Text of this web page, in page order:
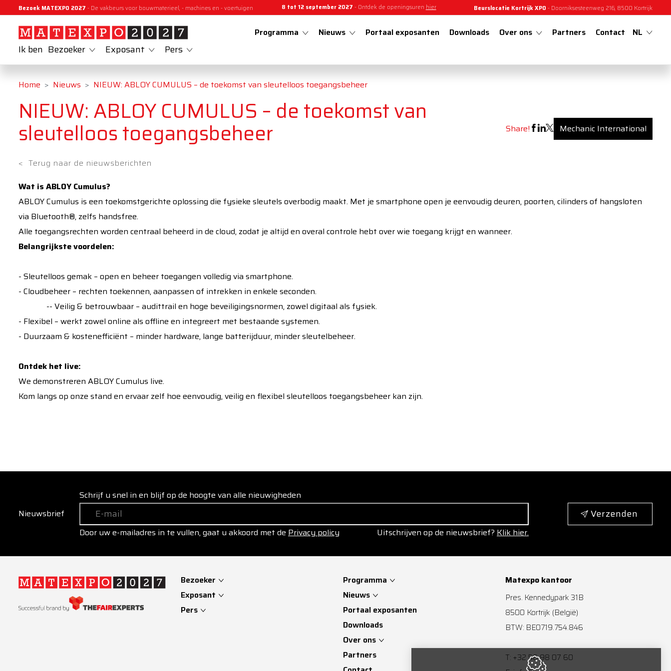
Bezoek MATEXPO 2027 - De vakbeurs voor bouwmaterieel, - machines en - voertuigen 8 tot 12 september 2027 - Ontdek de openingsuren hier Beurslocatie Kortrijk XPO - Doorniksesteenweg 216, 8500 Kortrijk
Programma Nieuws Portaal exposanten Downloads Over ons Partners Contact NL
Ik ben Bezoeker Exposant Pers
Home Nieuws NIEUW: ABLOY CUMULUS – de toekomst van sleutelloos toegangsbeheer
NIEUW: ABLOY CUMULUS – de toekomst van
sleutelloos toegangsbeheer Share! Mechanic International
< Terug naar de nieuwsberichten
Wat is ABLOY Cumulus?
ABLOY Cumulus is een toekomstgerichte oplossing die fysieke sleutels overbodig maakt. Met je smartphone open je eenvoudig deuren, poorten, cilinders of hangsloten
via Bluetooth®, zelfs handsfree.
Alle toegangsrechten worden centraal beheerd in de cloud, zodat je altijd en overal controle hebt over wie toegang krijgt en wanneer.
Belangrijkste voordelen:
- Sleutelloos gemak – open en beheer toegangen volledig via smartphone.
- Cloudbeheer – rechten toekennen, aanpassen of intrekken in enkele seconden.
-- Veilig & betrouwbaar – audittrail en hoge beveiligingsnormen, zowel digitaal als fysiek.
- Flexibel – werkt zowel online als offline en integreert met bestaande systemen.
- Duurzaam & kostenefficiënt – minder hardware, lange batterijduur, minder sleutelbeheer.
Ontdek het live:
We demonstreren ABLOY Cumulus live.
Kom langs op onze stand en ervaar zelf hoe eenvoudig, veilig en flexibel sleutelloos toegangsbeheer kan zijn.
Nieuwsbrief
Schrijf u snel in en blijf op de hoogte van alle nieuwigheden
Verzenden
Door uw e-mailadres in te vullen, gaat u akkoord met de Privacy policy Uitschrijven op de nieuwsbrief? Klik hier.
Bezoeker
Exposant
Pers
Programma
Nieuws
Portaal exposanten
Downloads
Over ons
Partners
Matexpo kantoor
Pres. Kennedypark 31B
8500 Kortrijk (België)
BTW: BE0719.754.846
T: +32 56 98 07 60